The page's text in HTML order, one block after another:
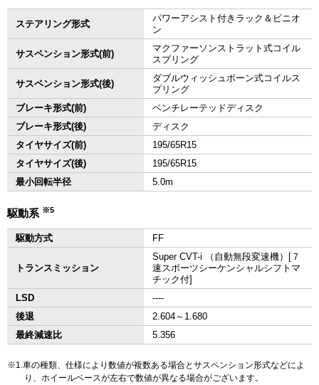
ステアリング形式
パワーアシスト付きラック＆ピニオ
ン
サスペンション形式(前)
マクファーソンストラット式コイル
スプリング
サスペンション形式(後)
ダブルウィッシュボーン式コイルス
プリング
ブレーキ形式(前)
ベンチレーテッドディスク
ブレーキ形式(後)
ディスク
タイヤサイズ(前)
195/65R15
タイヤサイズ(後)
195/65R15
最小回転半径
5.0m
駆動系 ※5
駆動方式 FF
トランスミッション
Super CVT-i （自動無段変速機）[７
速スポーツシーケンシャルシフトマ
チック付]
LSD
‐‐‐‐
後退
2.604～1.680
最終減速比
5.356
1.車の種類、仕様により数値が複数ある場合とサスペンション形式などによ
り、ホイールベースが左右で数値が異なる場合がございます。